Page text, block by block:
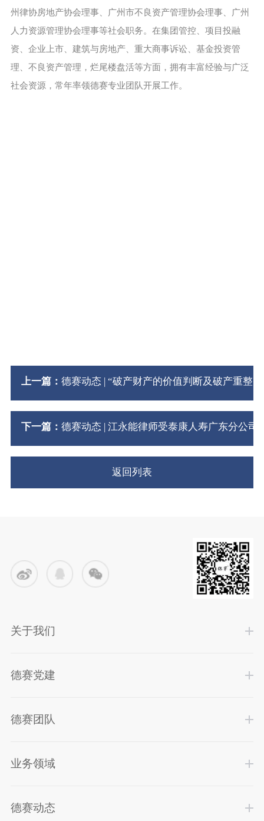
州律协房地产协会理事、广州市不良资产管理协会理事、广州
人力资源管理协会理事等社会职务。在集团管控、项目投融
资、企业上市、建筑与房地产、重大商事诉讼、基金投资管
理、不良资产管理，烂尾楼盘活等方面，拥有丰富经验与广泛
社会资源，常年率领德赛专业团队开展工作。
上一篇： 德赛动态 | “破产财产的价值判断及破产重整
下一篇： 德赛动态 | 江永能律师受泰康人寿广东分公司
返回列表
关于我们
德赛党建
德赛团队
业务领域
德赛动态